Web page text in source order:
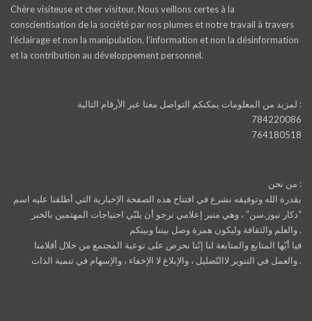
Chère visiteuse et cher visiteur, Nous veillons certes à la
conscientisation de la société par nos plumes et notre travail à travers
l’éclairage et non la manipulation, l’information et non la désinformation
et la contribution au développement personnel.
لمزيد من المعلومات يمكنكم التواصل معنا عبر الأرقام التالية :
784220086
764180518
من نحن :
بقدرة الله وتوفيقه نشرع في افتتاح هذه الصفحة الإخبارية التي أطلقنا عليه اسم
“دكار نيوز.سن” ، وهي منبر إعلامي نرجو أن يلبّي احتياجات المهتمين بالخبر
والعلم والثقافة وليكون همزة وصل بيننا وبينكم .
فيا أيّها المتابع والمتابعة لنا إنّنا نحرص على توعية المجتمع من خلال أقلامنا
والعمل في التنوير لاالتّضليل ، والإبلاغ لا الإخفاء ، والإسهام في تنمية الذات .